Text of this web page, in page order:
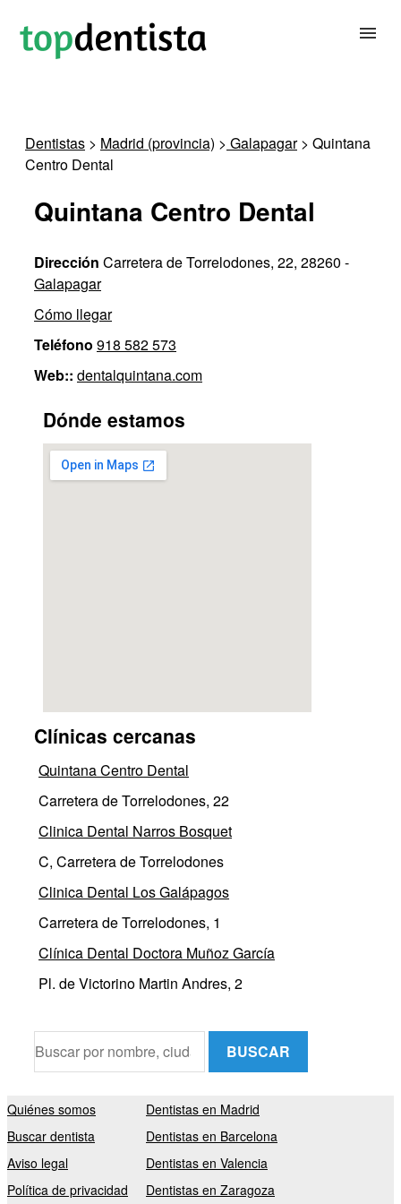
PARA CLÍNICAS DENTALES
CONTACTAR
Dentistas > Madrid (provincia) > Galapagar> Quintana
Centro Dental
Quintana Centro Dental
Dirección Carretera de Torrelodones, 22, 28260 -
Galapagar
Cómo llegar
Teléfono 918 582 573
Web:: dentalquintana.com
Dónde estamos
Clínicas cercanas
Quintana Centro Dental
Carretera de Torrelodones, 22
Clinica Dental Narros Bosquet
C, Carretera de Torrelodones
Clinica Dental Los Galápagos
Carretera de Torrelodones, 1
Clínica Dental Doctora Muñoz García
Pl. de Victorino Martin Andres, 2
BUSCAR
Quiénes somos
Buscar dentista
Aviso legal
Política de privacidad
Dentistas en Madrid
Dentistas en Barcelona
Dentistas en Valencia
Dentistas en Zaragoza